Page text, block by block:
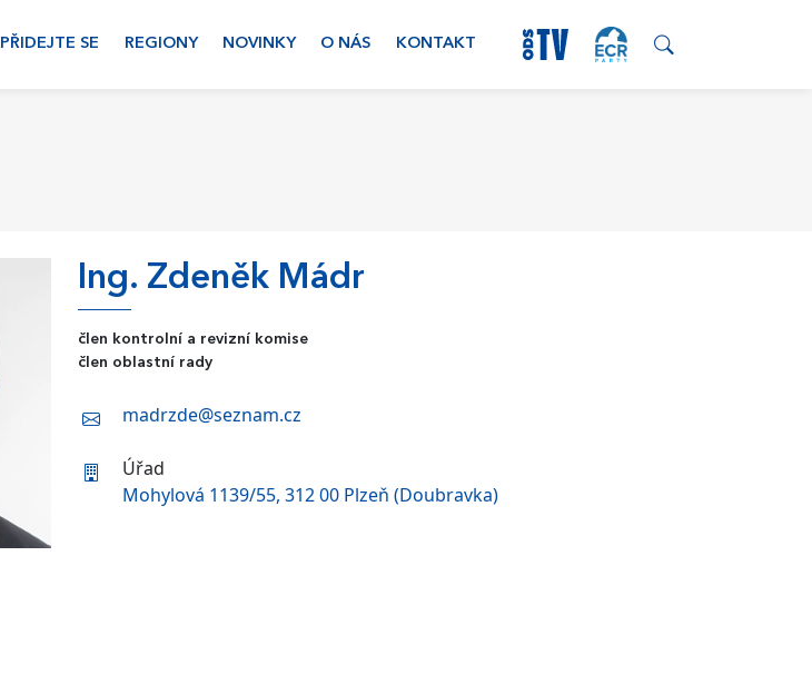
PŘIDEJTE SE REGIONY NOVINKY O NÁS KONTAKT
Ing. Zdeněk Mádr
člen kontrolní a revizní komise
člen oblastní rady
madrzde@seznam.cz
Úřad
Mohylová 1139/55, 312 00 Plzeň (Doubravka)